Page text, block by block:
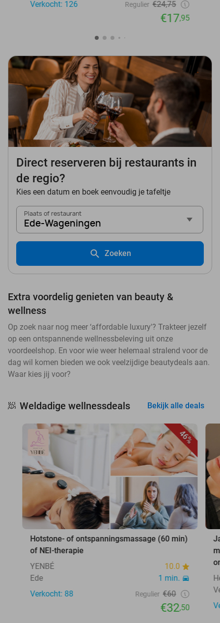
Verkocht: 126
Regulier €24,75
€17,95
Direct reserveren bij restaurants in
de regio?
Kies een datum en boek eenvoudig je tafeltje
Plaats of restaurant
Ede-Wageningen
Zoeken
Extra voordelig genieten van beauty &
wellness
Op zoek naar nog meer ‘affordable luxury'? Trakteer jezelf
op een ontspannende wellnessbeleving uit onze
voordeelshop. En voor wie weer helemaal stralend voor de
dag wil komen bieden we ook veelzijdige beautydeals aan.
Waar kies jij voor?
🧖 Weldadige wellnessdeals Bekijk alle deals
46%
Hotstone- of ontspanningsmassage (60 min)
of NEI-therapie
YENBÉ
10.0
Ede
1 min.
Verkocht: 88
Regulier €60
€32,50